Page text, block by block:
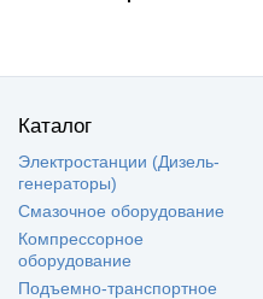
Каталог
Электростанции (Дизель-
генераторы)
Смазочное оборудование
Компрессорное
оборудование
Подъемно-транспортное